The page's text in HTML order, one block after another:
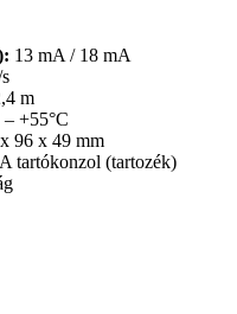
13 mA / 18 mA
m
– +55°C
96 x 49 mm
tartókonzol (tartozék)